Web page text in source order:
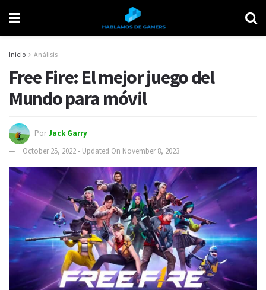
Inicio Análisis
Free Fire: El mejor juego del
Mundo para móvil
PorJack Garry
October 25, 2022 - Updated On November 8, 2023